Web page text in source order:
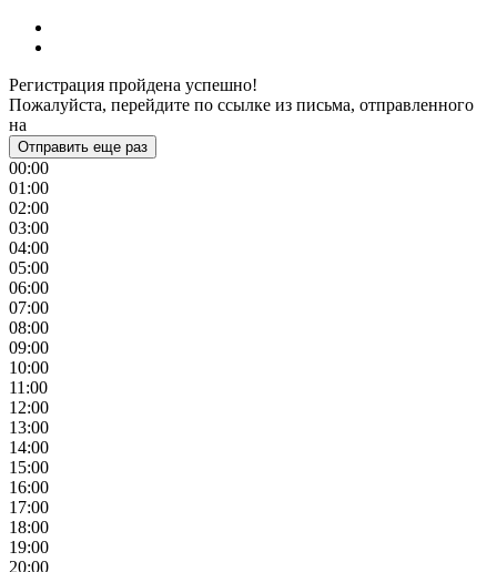
Регистрация пройдена успешно!
Пожалуйста, перейдите по ссылке из письма, отправленного
на
Отправить еще раз
00:00
01:00
02:00
03:00
04:00
05:00
06:00
07:00
08:00
09:00
10:00
11:00
12:00
13:00
14:00
15:00
16:00
17:00
18:00
19:00
20:00